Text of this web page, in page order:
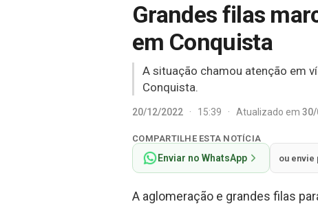
Grandes filas
em Conquista
A situação chamou atenção em
Conquista.
20/12/2022 · 15:39 · Atualizado em 30/
COMPARTILHE ESTA NOTÍCIA
Enviar no WhatsApp ou envie
A aglomeração e grandes filas